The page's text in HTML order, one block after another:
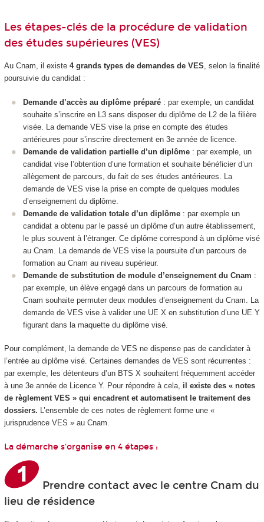
Les étapes-clés de la procédure de validation
des études supérieures (VES)
Au Cnam, il existe 4 grands types de demandes de VES, selon la finalité
poursuivie du candidat :
Demande d’accès au diplôme préparé : par exemple, un candidat
souhaite s’inscrire en L3 sans disposer du diplôme de L2 de la filière
visée. La demande VES vise la prise en compte des études
antérieures pour s’inscrire directement en 3e année de licence.
Demande de validation partielle d’un diplôme : par exemple, un
candidat vise l’obtention d’une formation et souhaite bénéficier d’un
allègement de parcours, du fait de ses études antérieures. La
demande de VES vise la prise en compte de quelques modules
d’enseignement du diplôme.
Demande de validation totale d’un diplôme : par exemple un
candidat a obtenu par le passé un diplôme d’un autre établissement,
le plus souvent à l’étranger. Ce diplôme correspond à un diplôme visé
au Cnam. La demande de VES vise la poursuite d’un parcours de
formation au Cnam au niveau supérieur.
Demande de substitution de module d’enseignement du Cnam :
par exemple, un élève engagé dans un parcours de formation au
Cnam souhaite permuter deux modules d’enseignement du Cnam. La
demande de VES vise à valider une UE X en substitution d’une UE Y
figurant dans la maquette du diplôme visé.
Pour complément, la demande de VES ne dispense pas de candidater à
l’entrée au diplôme visé. Certaines demandes de VES sont récurrentes :
par exemple, les détenteurs d’un BTS X souhaitent fréquemment accéder
à une 3e année de Licence Y. Pour répondre à cela, il existe des « notes
de règlement VES » qui encadrent et automatisent le traitement des
dossiers. L’ensemble de ces notes de règlement forme une «
jurisprudence VES » au Cnam.
La démarche s'organise en 4 étapes :
Prendre contact avec le centre Cnam du
lieu de résidence